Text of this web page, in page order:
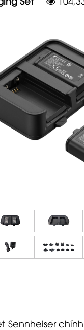
Sennheiser chính